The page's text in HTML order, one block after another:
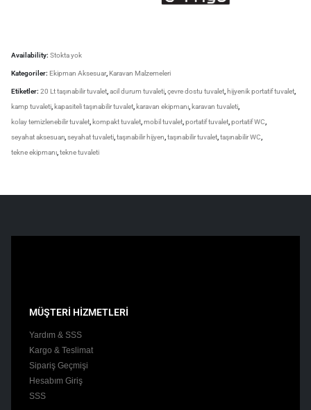
Availability: Stokta yok
Kategoriler: Ekipman Aksesuar, Karavan Malzemeleri
Etiketler: 20 Lt taşınabilir tuvalet acil durum tuvaleti çevre dostu tuvalet hijyenik portatif tuvalet
kamp tuvaleti kapasiteli taşınabilir tuvalet karavan ekipmanı karavan tuvaleti
kolay temizlenebilir tuvalet kompakt tuvalet mobil tuvalet portatif tuvalet portatif WC
seyahat aksesuarı seyahat tuvaleti taşınabilir hijyen taşınabilir tuvalet taşınabilir WC
tekne ekipmanı tekne tuvaleti
MÜŞTERİ HİZMETLERİ
Yardım & SSS
Kargo & Teslimat
Sipariş Geçmişi
Hesabım Giriş
SSS